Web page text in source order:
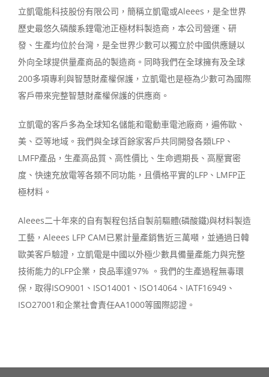
立凱電能科技股份有限公司，簡稱立凱電或Aleees，是全世界
歷史最悠久磷酸系鋰電池正極材料製造商，本公司營運、研
發、生產均位於台灣，是全世界少數可以獨立於中國供應鏈以
外向全球提供量產商品的製造商。同時我們在全球擁有及全球
200多項專利與智慧財產權保護，立凱電也是極為少數可為國際
客戶帶來完整智慧財產權保護的供應商。
立凱電的客戶多為全球知名儲能和電動車電池廠商，遍佈歐、
美、亞等地域。我們與全球百餘家客戶共同開發各類LFP、
LMFP產品，生產高品質、高性價比、生命週期長、高壓實密
度、快速充放電等各類不同功能，且價格平實的LFP、LMFP正
極材料。
Aleees二十年來的自有製程包括自製前驅體(磷酸鐵)與材料製造
工藝，Aleees LFP CAM已累計量產銷售近三萬噸，並通過日韓
歐美客戶驗證，立凱電是中國以外極少數具備量產能力與完整
技術能力的LFP企業，良品率達97% 。我們的生產過程無毒環
保，取得ISO9001、ISO14001、ISO14064、IATF16949、
ISO27001和企業社會責任AA1000等國際認證。